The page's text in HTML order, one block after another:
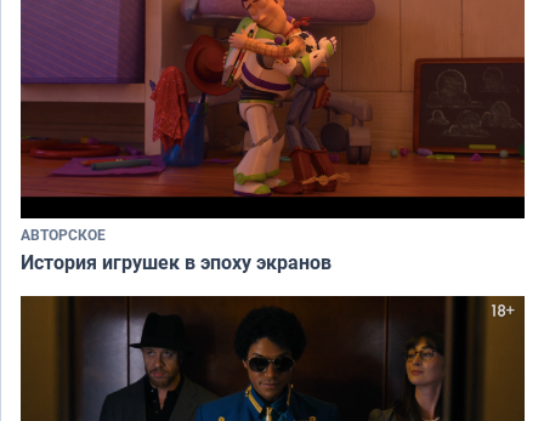
АВТОРСКОЕ
История игрушек в эпоху экранов